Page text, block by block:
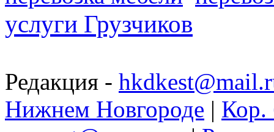
услуги Грузчиков
Редакция -
Нижнем Новгороде | Кор.